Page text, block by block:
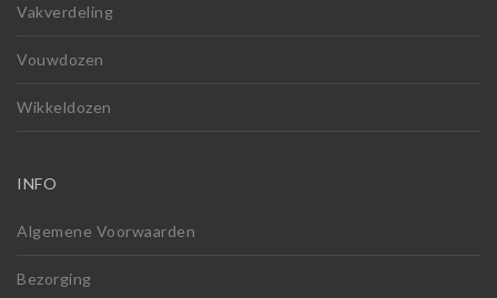
Vakverdeling
Vouwdozen
Wikkeldozen
INFO
Algemene Voorwaarden
Bezorging